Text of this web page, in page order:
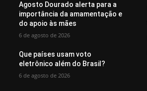
Agosto Dourado alerta para a
importância da amamentação e
do apoio às mães
6 de agosto de 2026
Que países usam voto
eletrônico além do Brasil?
6 de agosto de 2026